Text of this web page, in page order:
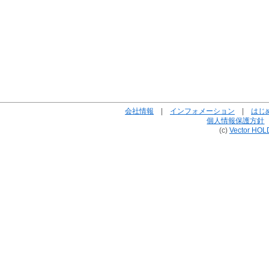
会社情報 | インフォメーション | はじ
個人情報保護方針
(c) Vector